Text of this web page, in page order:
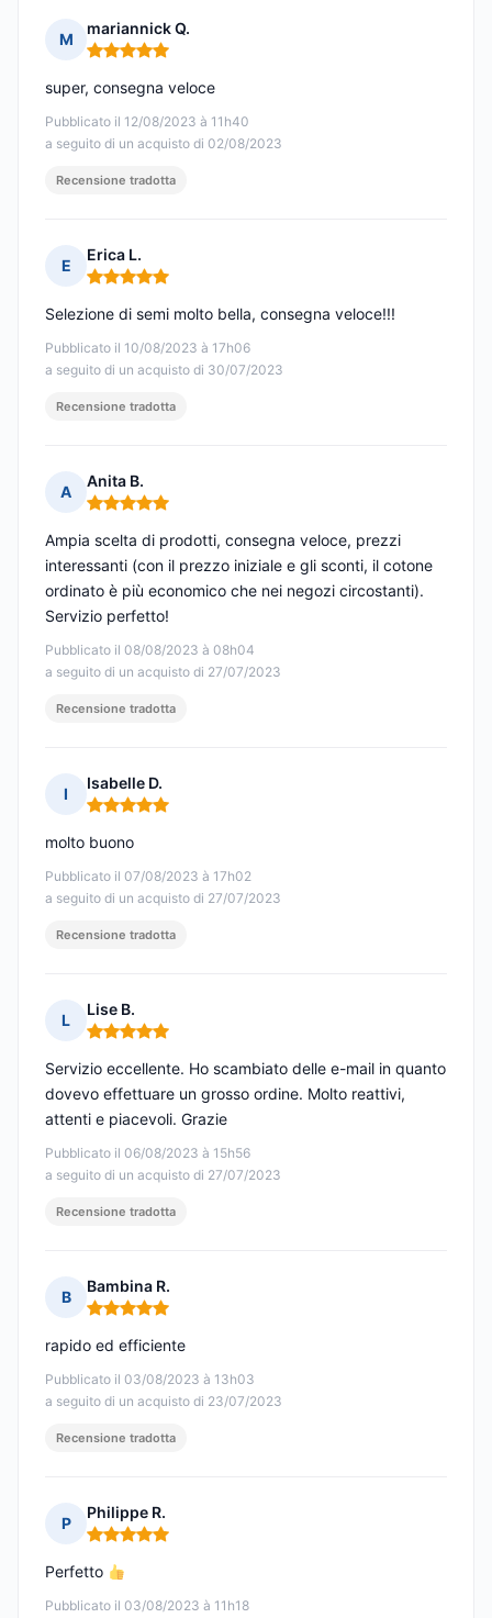
M
mariannick Q.
Nota: 5 su 5
Pubblicato il 12/08/2023 à 11h40
a seguito di un acquisto di 02/08/2023
super, consegna veloce
Recensione tradotta
E
Erica L.
Nota: 5 su 5
Pubblicato il 10/08/2023 à 17h06
a seguito di un acquisto di 30/07/2023
Selezione di semi molto bella, consegna veloce!!!
Recensione tradotta
A
Anita B.
Nota: 5 su 5
Pubblicato il 08/08/2023 à 08h04
a seguito di un acquisto di 27/07/2023
Ampia scelta di prodotti, consegna veloce, prezzi
interessanti (con il prezzo iniziale e gli sconti, il cotone
ordinato è più economico che nei negozi circostanti).
Servizio perfetto!
Recensione tradotta
I
Isabelle D.
Nota: 5 su 5
Pubblicato il 07/08/2023 à 17h02
a seguito di un acquisto di 27/07/2023
molto buono
Recensione tradotta
L
Lise B.
Nota: 5 su 5
Pubblicato il 06/08/2023 à 15h56
a seguito di un acquisto di 27/07/2023
Servizio eccellente. Ho scambiato delle e-mail in quanto
dovevo effettuare un grosso ordine. Molto reattivi,
attenti e piacevoli. Grazie
Recensione tradotta
B
Bambina R.
Nota: 5 su 5
Pubblicato il 03/08/2023 à 13h03
a seguito di un acquisto di 23/07/2023
rapido ed efficiente
Recensione tradotta
P
Philippe R.
Nota: 5 su 5
Pubblicato il 03/08/2023 à 11h18
Perfetto